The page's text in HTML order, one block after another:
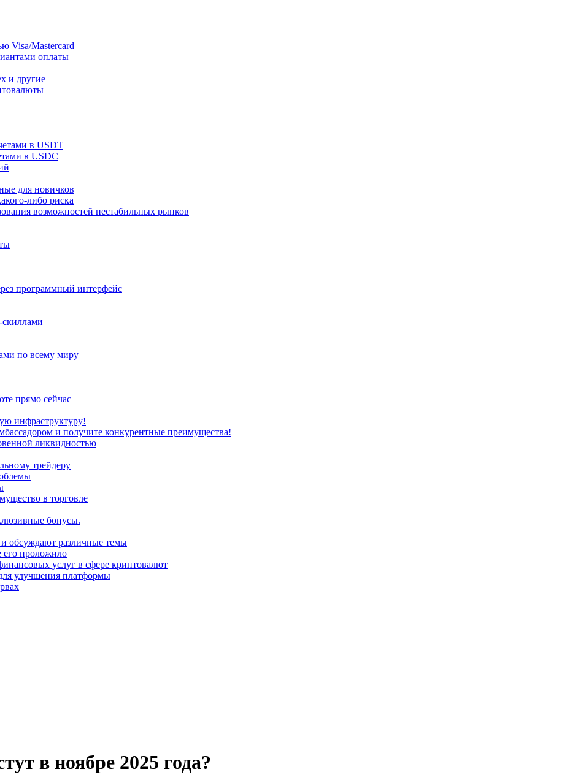
Visa/Mastercard
оплаты
и другие
в USDT
в USDC
для новичков
либо риска
возможностей нестабильных рынков
программный интерфейс
по всему миру
прямо сейчас
инфраструктуру!
и получите конкурентные преимущества!
ликвидностью
трейдеру
в торговле
бонусы.
обсуждают различные темы
его проложило
услуг в сфере криптовалют
улучшения платформы
в ноябре 2025 года?